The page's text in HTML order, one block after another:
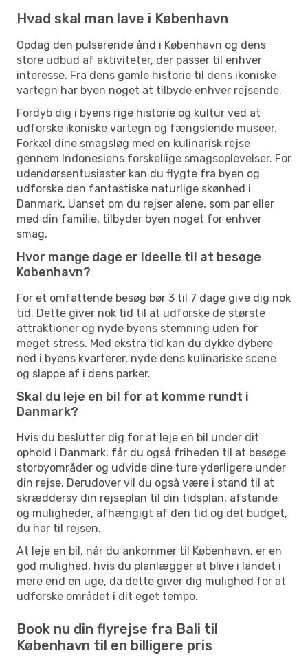
Hvad skal man lave i København
Opdag den pulserende ånd i København og dens
store udbud af aktiviteter, der passer til enhver
interesse. Fra dens gamle historie til dens ikoniske
vartegn har byen noget at tilbyde enhver rejsende.
Fordyb dig i byens rige historie og kultur ved at
udforske ikoniske vartegn og fængslende museer.
Forkæl dine smagsløg med en kulinarisk rejse
gennem Indonesiens forskellige smagsoplevelser. For
udendørsentusiaster kan du flygte fra byen og
udforske den fantastiske naturlige skønhed i
Danmark. Uanset om du rejser alene, som par eller
med din familie, tilbyder byen noget for enhver
smag.
Hvor mange dage er ideelle til at besøge
København?
For et omfattende besøg bør 3 til 7 dage give dig nok
tid. Dette giver nok tid til at udforske de største
attraktioner og nyde byens stemning uden for
meget stress. Med ekstra tid kan du dykke dybere
ned i byens kvarterer, nyde dens kulinariske scene
og slappe af i dens parker.
Skal du leje en bil for at komme rundt i
Danmark?
Hvis du beslutter dig for at leje en bil under dit
ophold i Danmark, får du også friheden til at besøge
storbyområder og udvide dine ture yderligere under
din rejse. Derudover vil du også være i stand til at
skræddersy din rejseplan til din tidsplan, afstande
og muligheder, afhængigt af den tid og det budget,
du har til rejsen.
At leje en bil, når du ankommer til København, er en
god mulighed, hvis du planlægger at blive i landet i
mere end en uge, da dette giver dig mulighed for at
udforske området i dit eget tempo.
Book nu din flyrejse fra Bali til
København til en billigere pris